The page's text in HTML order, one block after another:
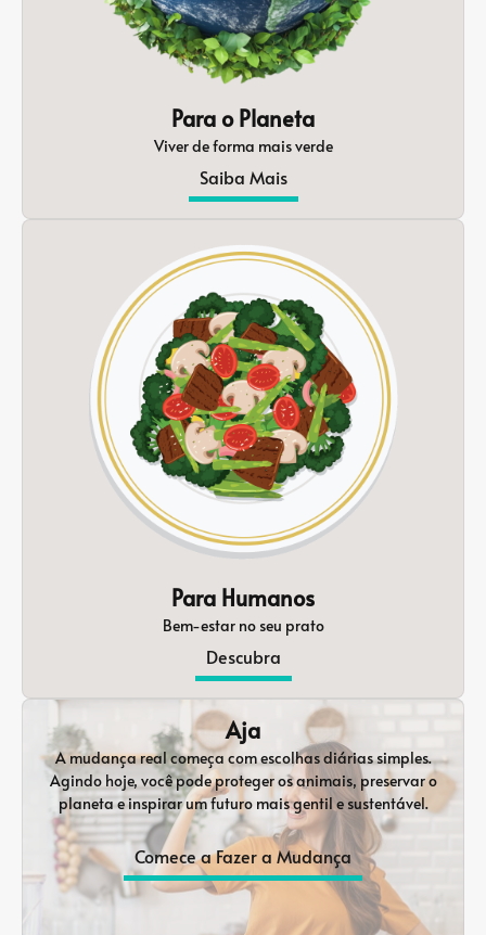
Para o Planeta
Viver de forma mais verde
Saiba Mais
Para Humanos
Bem-estar no seu prato
Descubra
Aja
A mudança real começa com escolhas diárias simples.
Agindo hoje, você pode proteger os animais, preservar o
planeta e inspirar um futuro mais gentil e sustentável.
Comece a Fazer a Mudança